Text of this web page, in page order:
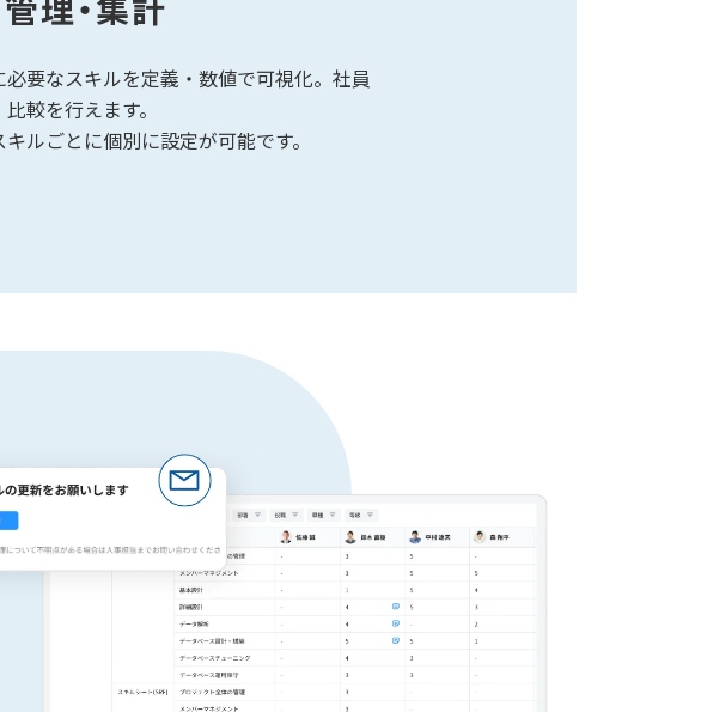
理・集計
要なスキルを定義・数値で可視化。社員
較を行えます。
ルごとに個別に設定が可能です。